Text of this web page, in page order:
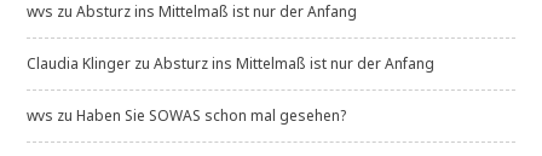
wvs zuAbsturz ins Mittelmaß ist nur der Anfang
Claudia Klinger zuAbsturz ins Mittelmaß ist nur der Anfang
wvs zuHaben Sie SOWAS schon mal gesehen?